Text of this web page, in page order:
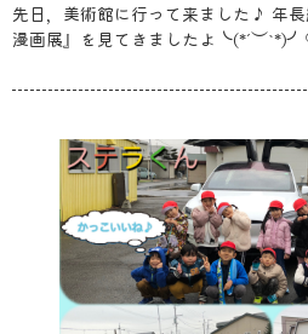
先日，美術館に行って来ました♪ 年
漫画展』を見てきましたよ